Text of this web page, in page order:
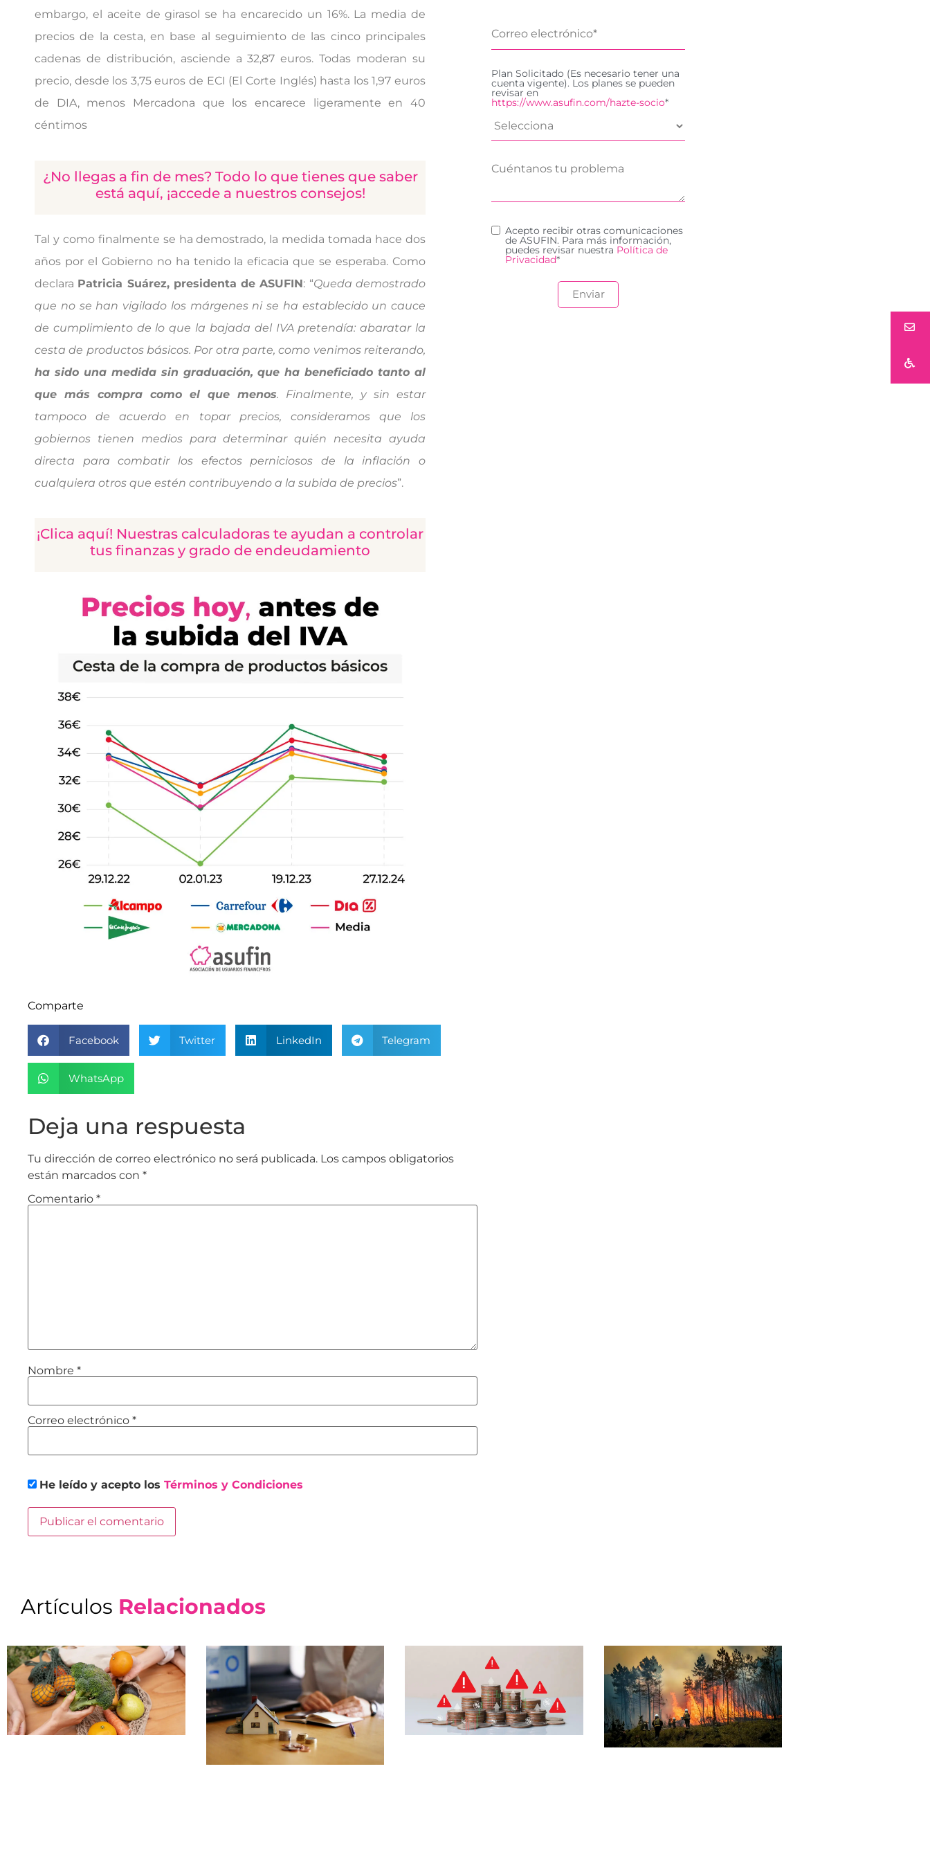
embargo, el aceite de girasol se ha encarecido un 16%. La media de
precios de la cesta, en base al seguimiento de las cinco principales
cadenas de distribución, asciende a 32,87 euros. Todas moderan su
precio, desde los 3,75 euros de ECI (El Corte Inglés) hasta los 1,97 euros
de DIA, menos Mercadona que los encarece ligeramente en 40
céntimos
¿No llegas a fin de mes? Todo lo que tienes que saber
está aquí, ¡accede a nuestros consejos!
Tal y como finalmente se ha demostrado, la medida tomada hace dos
años por el Gobierno no ha tenido la eficacia que se esperaba. Como
declara Patricia Suárez, presidenta de ASUFIN: “Queda demostrado
que no se han vigilado los márgenes ni se ha establecido un cauce
de cumplimiento de lo que la bajada del IVA pretendía: abaratar la
cesta de productos básicos. Por otra parte, como venimos reiterando,
ha sido una medida sin graduación, que ha beneficiado tanto al
que más compra como el que menos. Finalmente, y sin estar
tampoco de acuerdo en topar precios, consideramos que los
gobiernos tienen medios para determinar quién necesita ayuda
directa para combatir los efectos perniciosos de la inflación o
cualquiera otros que estén contribuyendo a la subida de precios”.
¡Clica aquí! Nuestras calculadoras te ayudan a controlar
tus finanzas y grado de endeudamiento
Comparte
Facebook Twitter LinkedIn Telegram
WhatsApp
Deja una respuesta
Tu dirección de correo electrónico no será publicada. Los campos obligatorios
están marcados con *
Comentario *
Nombre *
Correo electrónico *
He leído y acepto los Términos y Condiciones
Plan Solicitado (Es necesario tener una
cuenta vigente). Los planes se pueden
revisar en
https://www.asufin.com/hazte-socio*
Acepto recibir otras comunicaciones
de ASUFIN. Para más información,
puedes revisar nuestra Política de
Privacidad*
Artículos Relacionados